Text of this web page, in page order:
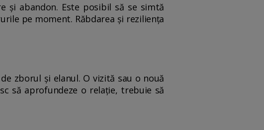
și abandon. Este posibil să se simtă
pe moment. Răbdarea și reziliența
zborul și elanul. O vizită sau o nouă
să aprofundeze o relație, trebuie să